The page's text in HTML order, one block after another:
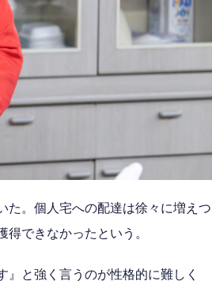
た。個人宅への配達は徐々に増えつ
できなかったという。
』と強く言うのが性格的に難しく